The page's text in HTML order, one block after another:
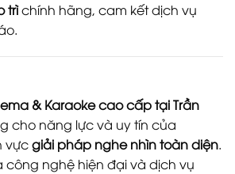
trìchính hãng, cam kết dịch vụ
& Karaoke cao cấp tại Trần
cho năng lực và uy tín của
vựcgiải pháp nghe nhìn toàn diện.
công nghệ hiện đại và dịch vụ